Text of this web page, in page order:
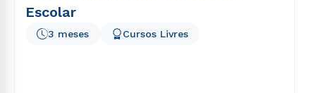
Escolar
3 meses Cursos Livres